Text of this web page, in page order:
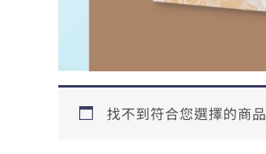
找不到符合您選擇的商品